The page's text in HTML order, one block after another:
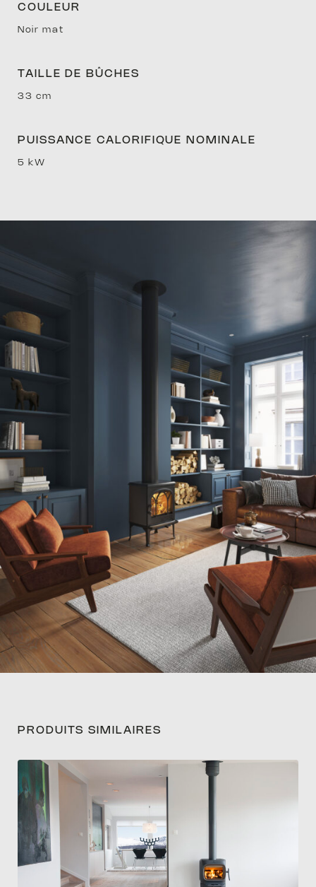
COULEUR
Noir mat
TAILLE DE BÛCHES
33 cm
PUISSANCE CALORIFIQUE NOMINALE
5 kW
PRODUITS SIMILAIRES